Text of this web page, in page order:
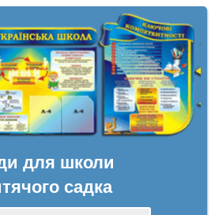
для школи
садка